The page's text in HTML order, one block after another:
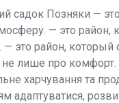
садок Позняки —
— это
— это район,
лише про комфорт.
харчування та
адаптуватися,